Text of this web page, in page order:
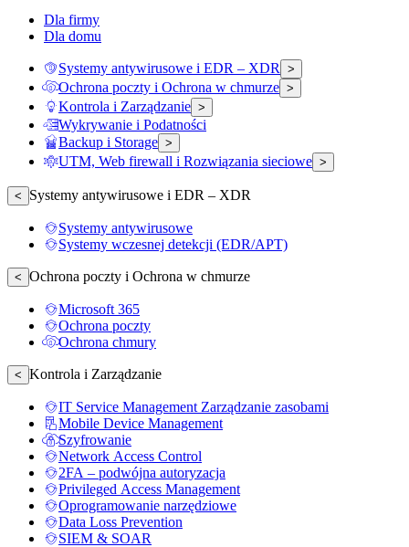
Dla firmy
Dla domu
Systemy antywirusowe i EDR – XDR >
Ochrona poczty i Ochrona w chmurze >
Kontrola i Zarządzanie >
Wykrywanie i Podatności
Backup i Storage >
UTM, Web firewall i Rozwiązania sieciowe >
< Systemy antywirusowe i EDR – XDR
Systemy antywirusowe
Systemy wczesnej detekcji (EDR/APT)
< Ochrona poczty i Ochrona w chmurze
Microsoft 365
Ochrona poczty
Ochrona chmury
< Kontrola i Zarządzanie
IT Service Management Zarządzanie zasobami
Mobile Device Management
Szyfrowanie
Network Access Control
2FA – podwójna autoryzacja
Privileged Access Management
Oprogramowanie narzędziowe
Data Loss Prevention
SIEM & SOAR